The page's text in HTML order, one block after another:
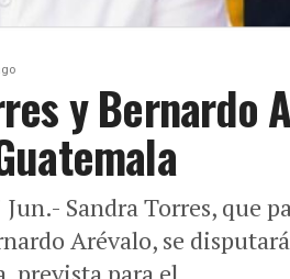
y Bernardo
Jun.- Sandra Torres, que
Arévalo, se